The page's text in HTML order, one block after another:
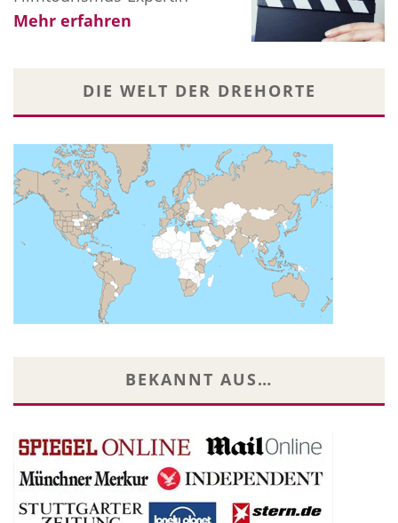
Mehr erfahren
DIE WELT DER DREHORTE
BEKANNT AUS…